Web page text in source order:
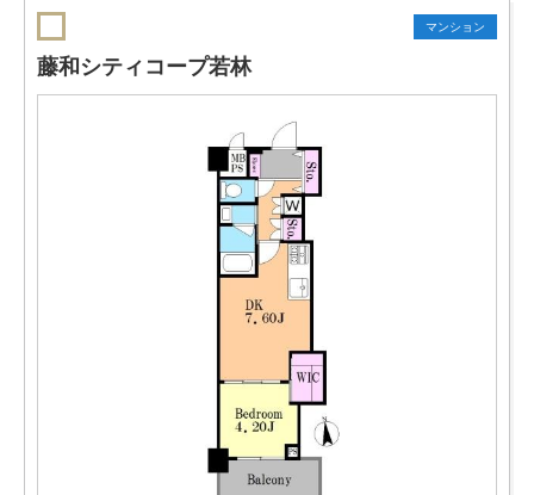
マンション
藤和シティコープ若林